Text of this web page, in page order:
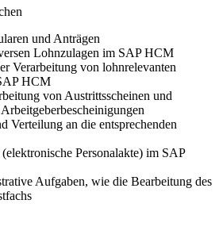
und Anträgen
Lohnzulagen im SAP HCM
Verarbeitung von lohnrelevanten
HCM
von Austrittsscheinen und
Verteilung an die entsprechenden
Personalakte) im SAP
Aufgaben, wie die Bearbeitung des